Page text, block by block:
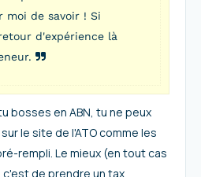
moi de savoir ! Si
d'expérience là
bosses en ABN, tu ne peux
le site de l'ATO comme les
rempli. Le mieux (en tout cas
de prendre un tax